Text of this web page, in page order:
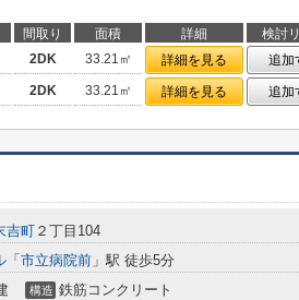
間取り 面積 詳細
検討
2DK 33.21㎡ 詳細を見る
追加
2DK 33.21㎡ 詳細を見る 追加
吉町 ２丁目104
「 市立病院前 」駅 徒歩5分
構造 鉄筋コンクリート